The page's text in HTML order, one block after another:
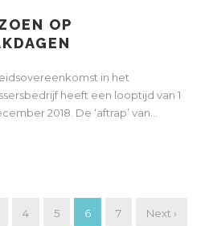
OP
in het
heeft een looptijd van 1
2018. De ‘aftrap’ van...
4 5 6 7 Next ›